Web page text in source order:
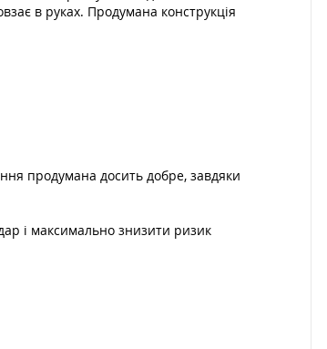
в руках. Продумана конструкція
продумана досить добре, завдяки
і максимально знизити ризик